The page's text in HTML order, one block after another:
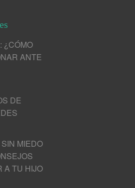
¿CÓMO
ANTE
DE
MIEDO
A TU HIJO